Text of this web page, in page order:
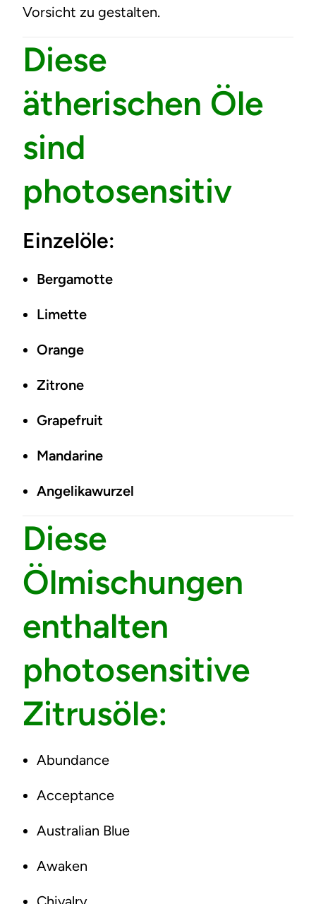
Vorsicht zu gestalten.
Diese
ätherischen Öle
sind
photosensitiv
Einzelöle:
Bergamotte
Limette
Orange
Zitrone
Grapefruit
Mandarine
Angelikawurzel
Diese
Ölmischungen
enthalten
photosensitive
Zitrusöle:
Abundance
Acceptance
Australian Blue
Awaken